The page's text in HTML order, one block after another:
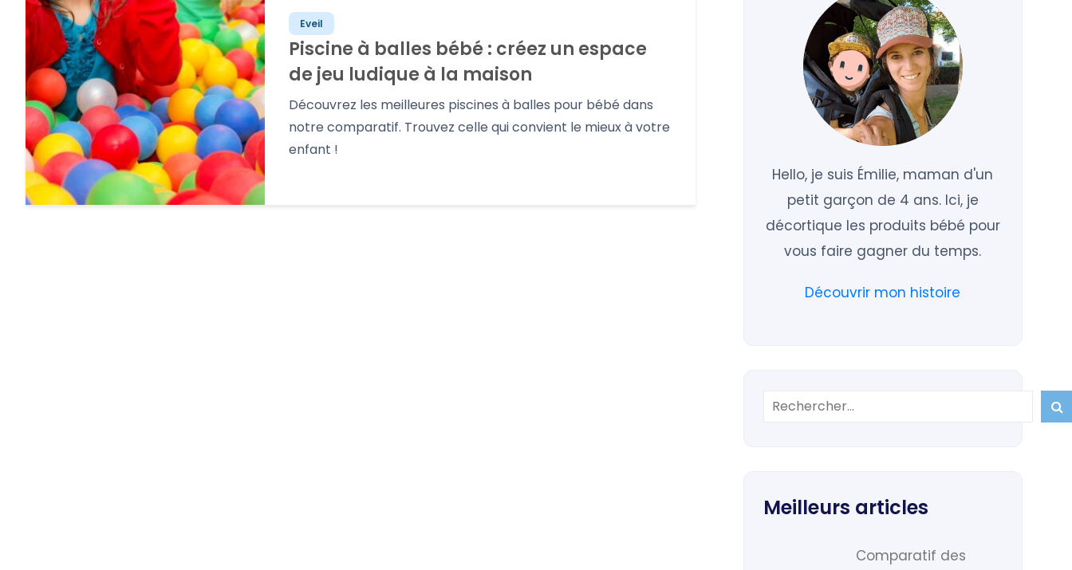
Eveil
Piscine à balles bébé : créez un espace
de jeu ludique à la maison
Découvrez les meilleures piscines à balles pour bébé dans
notre comparatif. Trouvez celle qui convient le mieux à votre
enfant !
Hello, je suis Émilie, maman d'un
petit garçon de 4 ans. Ici, je
décortique les produits bébé pour
vous faire gagner du temps.
Découvrir mon histoire

Meilleurs articles
Comparatif des